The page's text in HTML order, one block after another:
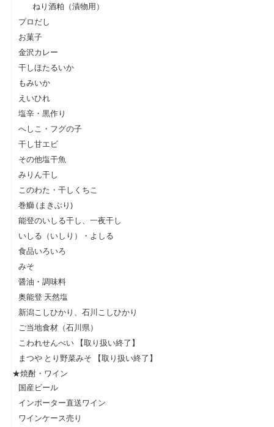
ねり酒粕（漬物用）
プロだし
お菓子
金沢カレー
干しほたるいか
もみいか
えいひれ
塩辛・黒作り
へしこ・フグの子
干し甘エビ
その他塩干魚
みりん干し
このわた・干しくちこ
巻鰤 (まきぶり)
能登のいしる干し、一夜干し
いしる（いしり）・よしる
食品いろいろ
みそ
醤油・調味料
奥能登 天然塩
新潟こしひかり、石川こしひかり
ご当地食材（石川県）
こわれせんべい 【取り扱い終了】
まつや とり野菜みそ 【取り扱い終了】
★焼酎・ワイン
国産ビール
インポーター直送ワイン
ワインケース売り